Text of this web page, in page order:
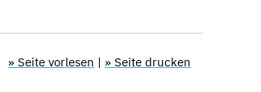
» Seite vorlesen | » Seite drucken